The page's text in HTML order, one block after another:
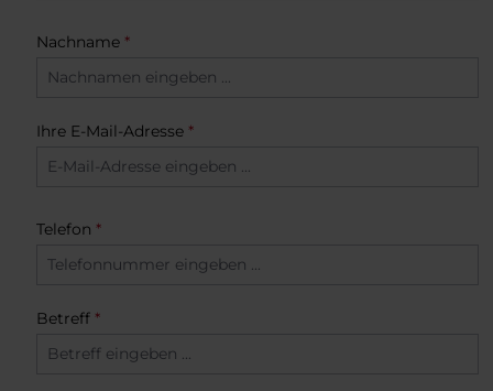
Nachname *
Ihre E-Mail-Adresse *
Telefon *
Betreff *